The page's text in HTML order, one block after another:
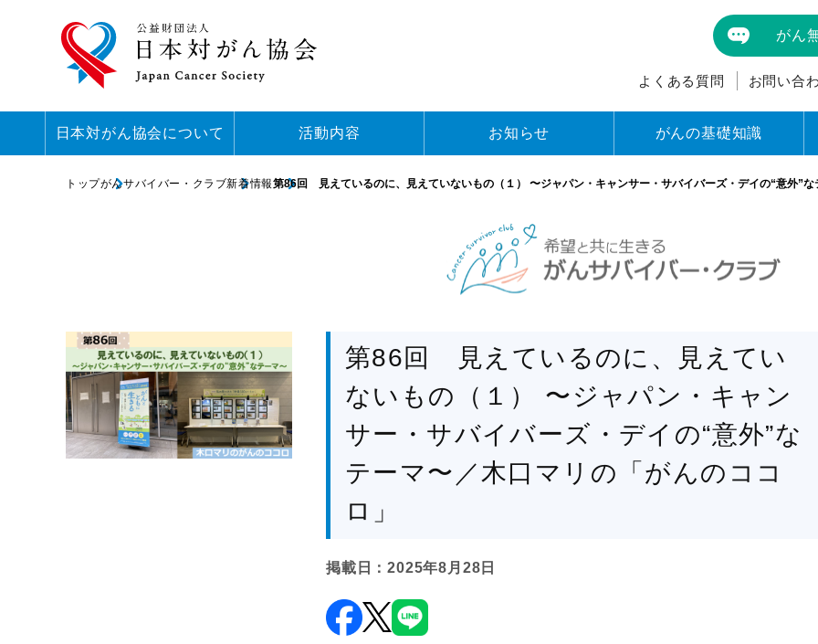
がん
よくある質問 お問い合
日本対がん協会について 活動内容 お知らせ がんの基礎知識
トップがんサバイバー・クラブ新着情報第86回 見えているのに、見えていないもの（１） 〜ジャパン・キャンサー・サバイバーズ・デイの“意外”
第86回 見えているのに、見えてい
ないもの（１） 〜ジャパン・キャン
サー・サバイバーズ・デイの“意外”な
テーマ〜／木口マリの「がんのココ
ロ」
掲載日：2025年8月28日